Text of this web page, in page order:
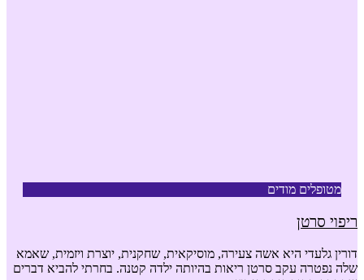
מטופלים מודים
ריפוי סרטן
דורין גלעדי היא אשה צעירה, מוסיקאית, שחקנית, יוצרת ויזמית, שאמא
שלה נפטרה עקב סרטן ריאות בהיותה ילדה קטנה. בחרתי להביא דברים